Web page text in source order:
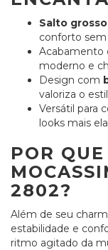
Salto
conforto sem
Acabamento
moderno e
Design com
valoriza o
Versátil para
looks mais
POR
2802?
Além de seu
estabilidade e
ritmo agitado da